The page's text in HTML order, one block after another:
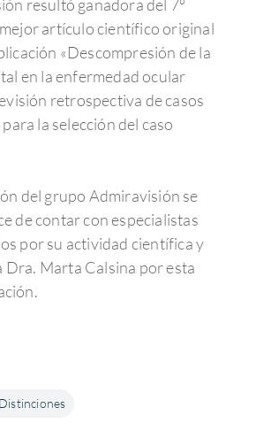
resultó ganadora del 7º
artículo científico original
«Descompresión de la
en la enfermedad ocular
retrospectiva de casos
la selección del caso
del grupo Admiravisión se
de contar con especialistas
por su actividad científica y
Dra. Marta Calsina por esta